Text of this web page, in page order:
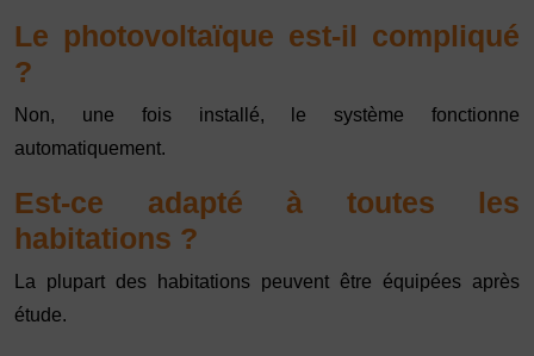
Le photovoltaïque est-il compliqué
?
Non, une fois installé, le système fonctionne
automatiquement.
Est-ce adapté à toutes les
habitations ?
La plupart des habitations peuvent être équipées après
étude.